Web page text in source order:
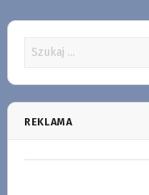
REKLAMA